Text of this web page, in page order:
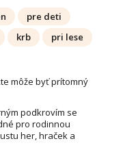
pre deti
krb
pri lese
môže byť prítomný
podkrovím se
pro rodinnou
her, hraček a